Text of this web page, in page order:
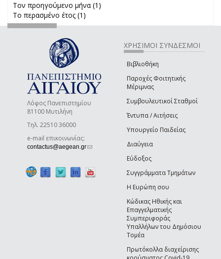
Τον προηγούμενο μήνα (1)
Το περασμένο έτος (1)
Λόφος Πανεπιστημίου
81100 Μυτιλήνη
Τηλ. 22510 36000
e-mail επικοινωνίας:
contactus@aegean.gr(link sends e-mail)
ΧΡΗΣΙΜΟΙ ΣΥΝΔΕΣΜΟΙ
Βιβλιοθήκη
Παροχές Φοιτητικής
Μέριμνας
Συμβουλευτικοί Σταθμοί
Έντυπα / Αιτήσεις
Υπουργείο Παιδείας
Διαύγεια
Εύδοξος
Συγγράμματα Τμημάτων
Η Ευρώπη σου
Κώδικας Ηθικής και
Επαγγελματικής
Συμπεριφοράς
Υπαλλήλων του Δημόσιου
Τομέα
Πρωτόκολλα διαχείρισης